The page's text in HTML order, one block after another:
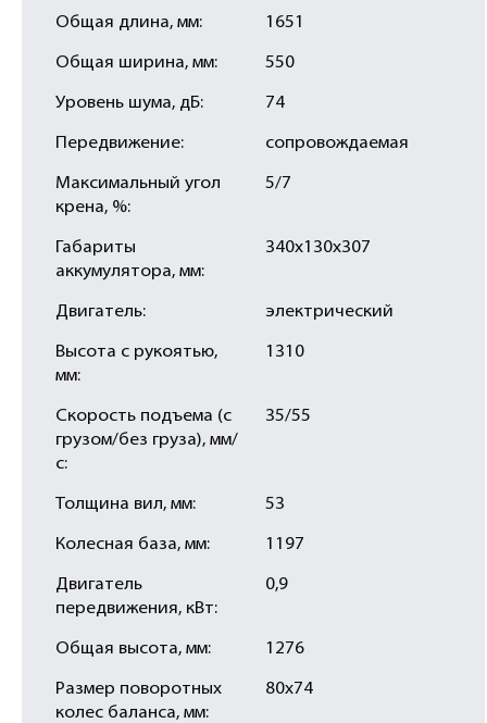
Общая длина, мм: 1651
Общая ширина, мм: 550
Уровень шума, дБ: 74
Передвижение: сопровождаемая
Максимальный угол
крена, %:
5/7
Габариты
аккумулятора, мм:
340x130x307
Двигатель: электрический
Высота с рукоятью,
мм:
1310
Скорость подъема (с
грузом/без груза), мм/
с:
35/55
Толщина вил, мм: 53
Колесная база, мм: 1197
Двигатель
передвижения, кВт:
0,9
Общая высота, мм: 1276
Размер поворотных
колес баланса, мм:
80х74